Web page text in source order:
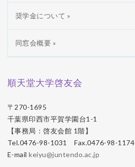
奨学金について »
同窓会概要 »
順天堂大学啓友会
〒270-1695
千葉県印西市平賀学園台1-1
【事務局：啓友会館 1階】
Tel.0476-98-1031 Fax.0476-98-1174
E-mailkeiyu@juntendo.ac.jp